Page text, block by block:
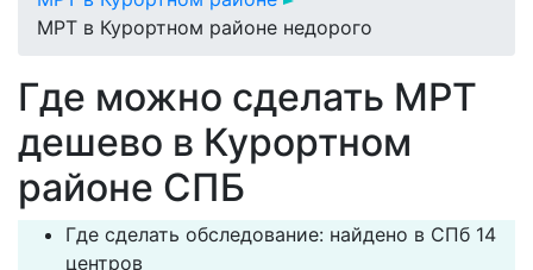
МРТ в Курортном районе недорого
Где можно сделать МРТ
дешево в Курортном
районе СПБ
Где сделать обследование: найдено в СПб 14
центров